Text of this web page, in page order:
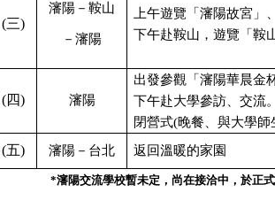
(三)
瀋陽－鞍山
－瀋陽
上午遊覽「瀋陽故宮」
下午赴鞍山，遊覽「鞍
(四) 瀋陽
出發參觀「瀋陽華晨金
下午赴大學參訪、交流。
閉營式(晚餐、與大學師
(五) 瀋陽－台北 返回溫暖的家園
*瀋陽交流學校暫未定，尚在接洽中，於正式